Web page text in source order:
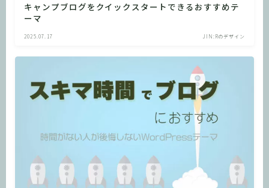
キャンプブログをクイックスタートできるおすすめテ
ーマ
2025.07.17 JIN:Rのデザイン